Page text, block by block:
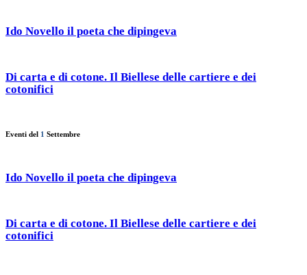
Ido Novello il poeta che dipingeva
Di carta e di cotone. Il Biellese delle cartiere e dei
cotonifici
Eventi del 1 Settembre
Ido Novello il poeta che dipingeva
Di carta e di cotone. Il Biellese delle cartiere e dei
cotonifici